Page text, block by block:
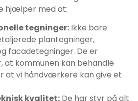
hjælper med at:
tegninger: Ikke bare
plantegninger,
facadetegninger. De er
at kommunen kan behandle
at vi håndværkere kan give et
kvalitet: De har styr på alt